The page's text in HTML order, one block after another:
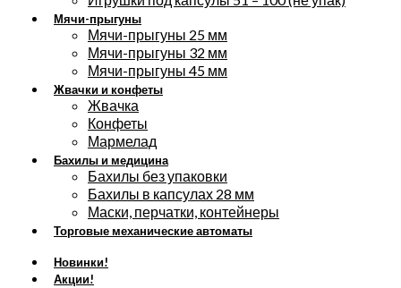
Мячи-прыгуны
Мячи-прыгуны 25 мм
Мячи-прыгуны 32 мм
Мячи-прыгуны 45 мм
Жвачки и конфеты
Жвачка
Конфеты
Мармелад
Бахилы и медицина
Бахилы без упаковки
Бахилы в капсулах 28 мм
Маски, перчатки, контейнеры
Торговые механические автоматы
Новинки!
Акции!
Увеличить